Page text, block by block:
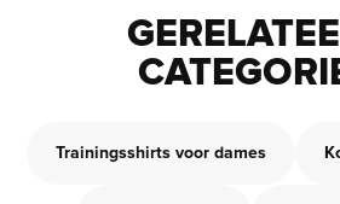
Trainingsshirts voor dames